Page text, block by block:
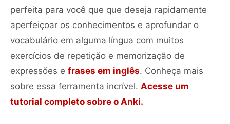
perfeita para você que que deseja rapidamente
aperfeiçoar os conhecimentos e aprofundar o
vocabulário em alguma língua com muitos
exercícios de repetição e memorização de
expressões e frases em inglês. Conheça mais
sobre essa ferramenta incrível. Acesse um
tutorial completo sobre o Anki.